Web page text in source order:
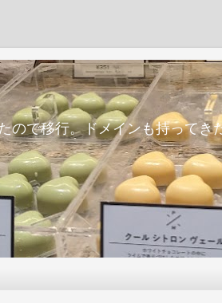
ので移行。ドメインも持ってき